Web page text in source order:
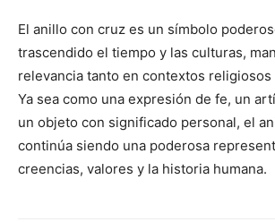
El anillo con cruz es un símbolo
trascendido el tiempo y las culturas,
relevancia tanto en contextos religiosos
Ya sea como una expresión de fe, un
un objeto con significado personal, el
continúa siendo una poderosa
creencias, valores y la historia humana.